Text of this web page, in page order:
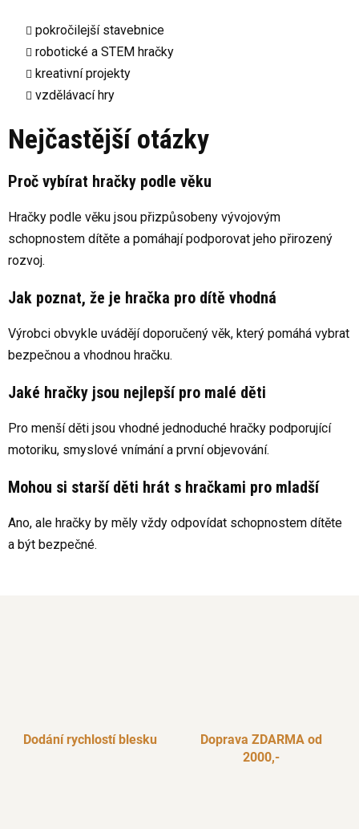
pokročilejší stavebnice
robotické a STEM hračky
kreativní projekty
vzdělávací hry
Nejčastější otázky
Proč vybírat hračky podle věku
Hračky podle věku jsou přizpůsobeny vývojovým
schopnostem dítěte a pomáhají podporovat jeho přirozený
rozvoj.
Jak poznat, že je hračka pro dítě vhodná
Výrobci obvykle uvádějí doporučený věk, který pomáhá vybrat
bezpečnou a vhodnou hračku.
Jaké hračky jsou nejlepší pro malé děti
Pro menší děti jsou vhodné jednoduché hračky podporující
motoriku, smyslové vnímání a první objevování.
Mohou si starší děti hrát s hračkami pro mladší
Ano, ale hračky by měly vždy odpovídat schopnostem dítěte
a být bezpečné.
Dodání rychlostí blesku
Doprava ZDARMA od
2000,-